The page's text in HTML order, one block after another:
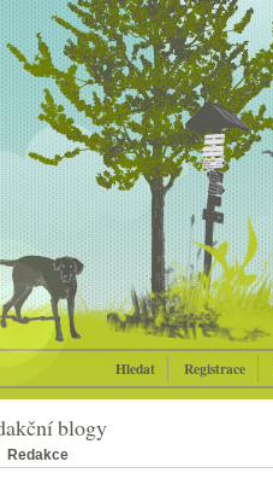
Hledat Registrace
blogy
Redakce